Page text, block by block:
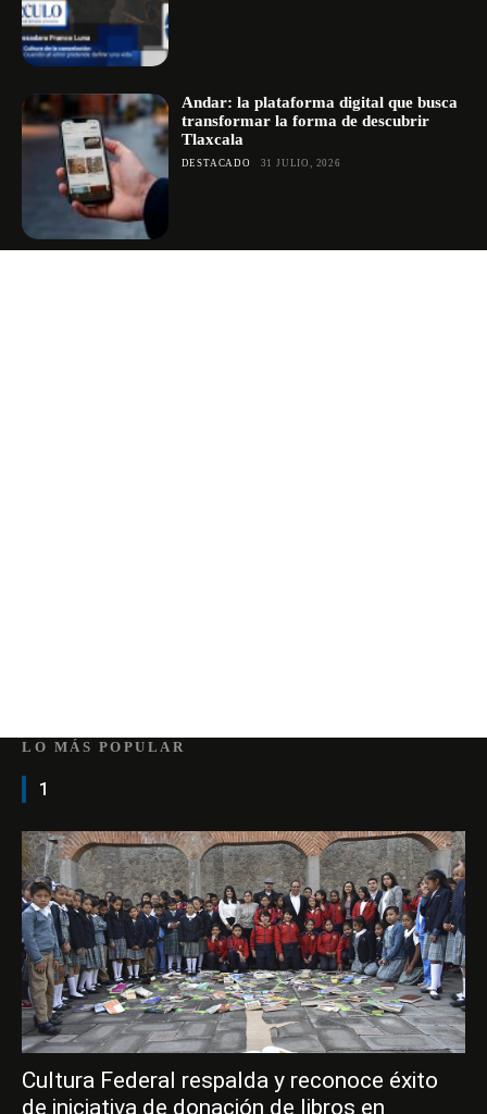
Andar: la plataforma digital que busca
transformar la forma de descubrir
Tlaxcala
DESTACADO 31 JULIO, 2026
LO MÁS POPULAR
1
Cultura Federal respalda y reconoce éxito
de iniciativa de donación de libros en